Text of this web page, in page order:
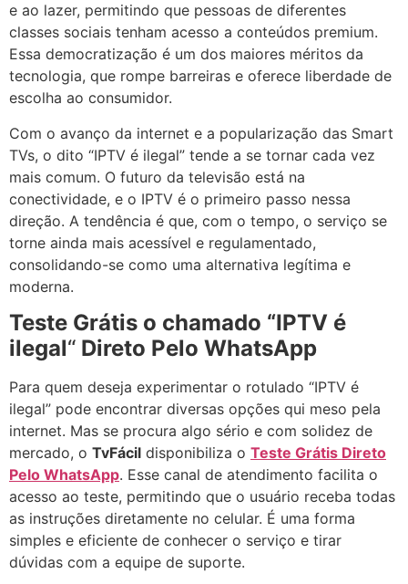
e ao lazer, permitindo que pessoas de diferentes
classes sociais tenham acesso a conteúdos premium.
Essa democratização é um dos maiores méritos da
tecnologia, que rompe barreiras e oferece liberdade de
escolha ao consumidor.
Com o avanço da internet e a popularização das Smart
TVs, o dito “IPTV é ilegal” tende a se tornar cada vez
mais comum. O futuro da televisão está na
conectividade, e o IPTV é o primeiro passo nessa
direção. A tendência é que, com o tempo, o serviço se
torne ainda mais acessível e regulamentado,
consolidando-se como uma alternativa legítima e
moderna.
Teste Grátis o chamado “IPTV é
ilegal“ Direto Pelo WhatsApp
Para quem deseja experimentar o rotulado “IPTV é
ilegal” pode encontrar diversas opções qui meso pela
internet. Mas se procura algo sério e com solidez de
mercado, o TvFácil disponibiliza o Teste Grátis Direto
Pelo WhatsApp. Esse canal de atendimento facilita o
acesso ao teste, permitindo que o usuário receba todas
as instruções diretamente no celular. É uma forma
simples e eficiente de conhecer o serviço e tirar
dúvidas com a equipe de suporte.